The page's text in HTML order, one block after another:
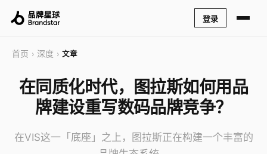
登录
首页 › 深度 › 文章
在同质化时代，图拉斯如何用品
牌建设重写数码品牌竞争？
在VIS这一「底座」之上，图拉斯正在构建一个丰富的